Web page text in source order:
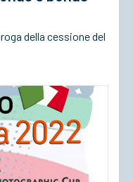
della cessione del